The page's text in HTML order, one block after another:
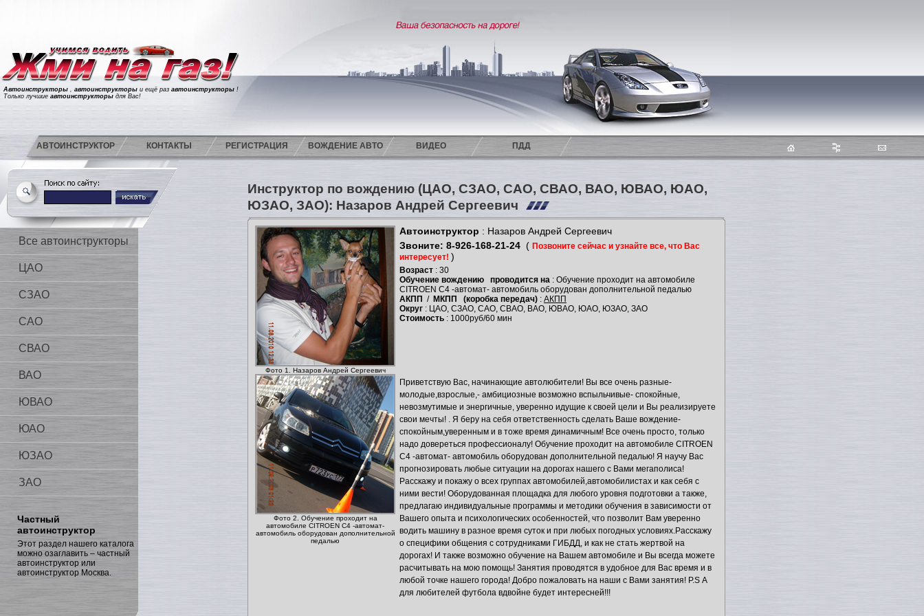
Автоинструкторы , автоинструкторы и ещё раз автоинструкторы !
Только лучшие автоинструкторы для Вас!
АВТОИНСТРУКТОР КОНТАКТЫ РЕГИСТРАЦИЯ ВОЖДЕНИЕ АВТО ВИДЕО ПДД
Все автоинструкторы
ЦАО
СЗАО
САО
СВАО
ВАО
ЮВАО
ЮАО
ЮЗАО
ЗАО
Частный
автоинструктор
Этот раздел нашего каталога
можно озаглавить – частный
автоинструктор или
автоинструктор Москва.
Инструктор по вождению (ЦАО, СЗАО, САО, СВАО, ВАО, ЮВАО, ЮАО,
ЮЗАО, ЗАО): Назаров Андрей Сергеевич
Фото 1. Назаров Андрей Сергеевич
Автоинструктор : Назаров Андрей Сергеевич
Звоните: 8-926-168-21-24 ( Позвоните сейчас и узнайте все, что Вас
интересует! )
Возраст : 30
Обучение вождению
проводится на : Обучение проходит на автомобиле
CITROEN C4 -автомат- автомобиль оборудован дополнительной педалью
АКПП / МКПП (коробка передач) : АКПП
Округ : ЦАО, СЗАО, САО, СВАО, ВАО, ЮВАО, ЮАО, ЮЗАО, ЗАО
Стоимость : 1000руб/60 мин
Фото 2. Обучение проходит на
автомобиле CITROEN C4 -автомат-
автомобиль оборудован дополнительной
педалью
Приветствую Вас, начинающие автолюбители! Вы все очень разные-
молодые,взрослые,- амбициозные возможно вспыльчивые- спокойные,
невозмутимые и энергичные, уверенно идущие к своей цели и Вы реализируете
свои мечты! . Я беру на себя ответственность сделать Ваше вождение-
спокойным,уверенным и в тоже время динамичным! Все очень просто, только
надо довереться профессионалу! Обучение проходит на автомобиле CITROEN
C4 -автомат- автомобиль оборудован дополнительной педалью! Я научу Вас
прогнозировать любые ситуации на дорогах нашего с Вами мегаполиса!
Расскажу и покажу о всех группах автомобилей,автомобилистах и как себя с
ними вести! Оборудованная площадка для любого уровня подготовки а также,
предлагаю индивидуальные программы и методики обучения в зависимости от
Вашего опыта и психологических особенностей, что позволит Вам уверенно
водить машину в разное время суток и при любых погодных условиях.Расскажу
о специфики общения с сотрудниками ГИБДД, и как не стать жертвой на
дорогах! И также возможно обучение на Вашем автомобиле и Вы всегда можете
расчитывать на мою помощь! Занятия проводятся в удобное для Вас время и в
любой точке нашего города! Добро пожаловать на наши с Вами занятия! P.S А
для любителей футбола вдвойне будет интересней!!!